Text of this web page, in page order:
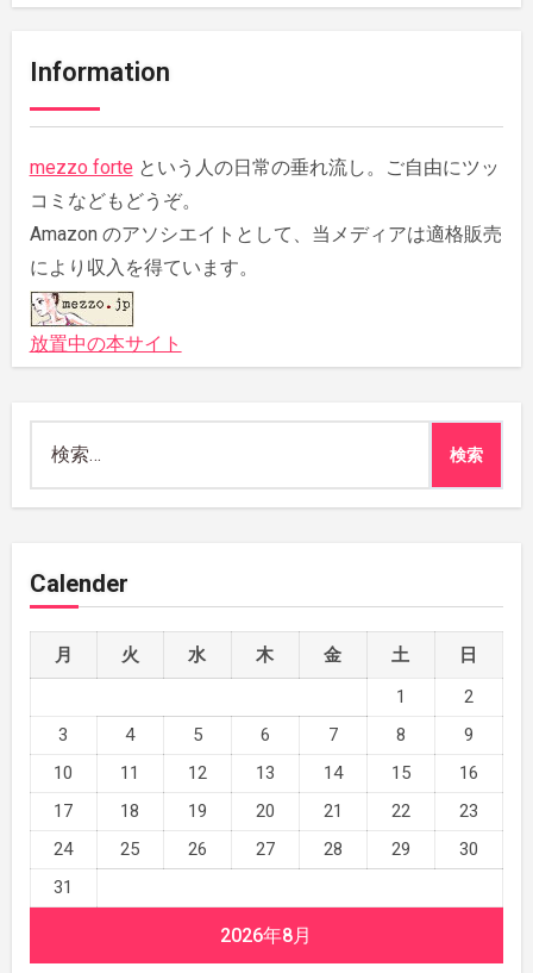
Information
mezzo forte という人の日常の垂れ流し。ご自由にツッ
コミなどもどうぞ。
Amazon のアソシエイトとして、当メディアは適格販売
により収入を得ています。
放置中の本サイト
Calender
2026年8月
月 火 水 木 金 土
日
1
2
3
4 5 6 7 8
9
10
11 12 13 14 15
16
17
18 19 20 21 22
23
24
25 26 27 28 29
30
31